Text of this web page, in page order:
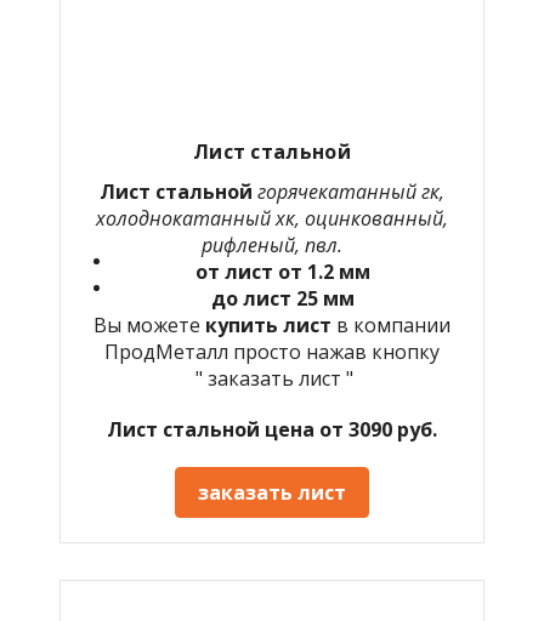
Лист стальной
Лист стальной горячекатанный гк,
холоднокатанный хк, оцинкованный,
рифленый, пвл.
от лист от 1.2 мм
до лист 25 мм
Вы можете купить лист в компании
ПродМеталл просто нажав кнопку
" заказать лист "
Лист стальной цена от 3090 руб.
заказать лист